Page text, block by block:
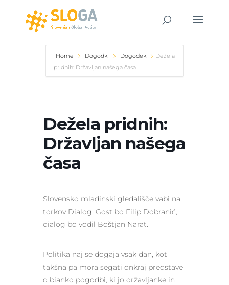
Home Dogodki Dogodek
Dežela
pridnih: Državljan našega časa
Dežela pridnih:
Državljan našega
časa
Slovensko mladinski gledališče vabi na
torkov Dialog. Gost bo Filip Dobranić,
dialog bo vodil Boštjan Narat.
Politika naj se dogaja vsak dan, kot
takšna pa mora segati onkraj predstave
o bianko pogodbi, ki jo državljanke in